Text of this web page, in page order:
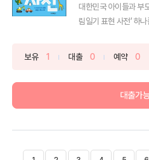
대한민국 아이들과 부
림일기 표현 사전’ 하
보유 1 대출 0 예약 0
대출가